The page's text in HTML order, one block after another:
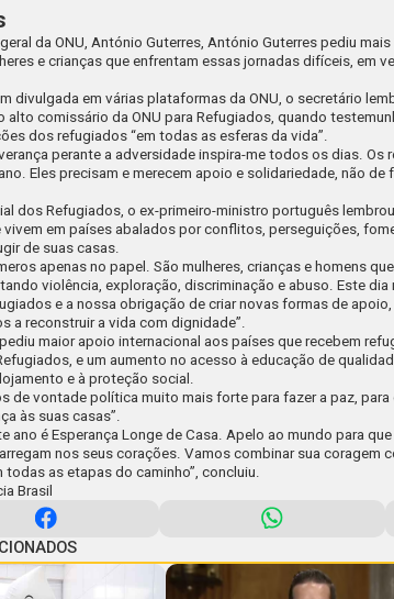
da ONU, António Guterres, António Guterres pediu
e crianças que enfrentam essas jornadas difíceis, em
divulgada em várias plataformas da ONU, o secretário
alto comissário da ONU para Refugiados, quando
dos refugiados “em todas as esferas da vida”.
perante a adversidade inspira-me todos os dias.
Eles precisam e merecem apoio e solidariedade, não
dos Refugiados, o ex-primeiro-ministro português
vivem em países abalados por conflitos, perseguições,
de suas casas.
apenas no papel. São mulheres, crianças e homens
violência, exploração, discriminação e abuso. Este
e a nossa obrigação de criar novas formas de
a reconstruir a vida com dignidade”.
maior apoio internacional aos países que recebem
e um aumento no acesso à educação de
e à proteção social.
de vontade política muito mais forte para fazer a paz,
às suas casas”.
ano é Esperança Longe de Casa. Apelo ao mundo para
nos seus corações. Vamos combinar sua coragem
todas as etapas do caminho”, concluiu.
Brasil